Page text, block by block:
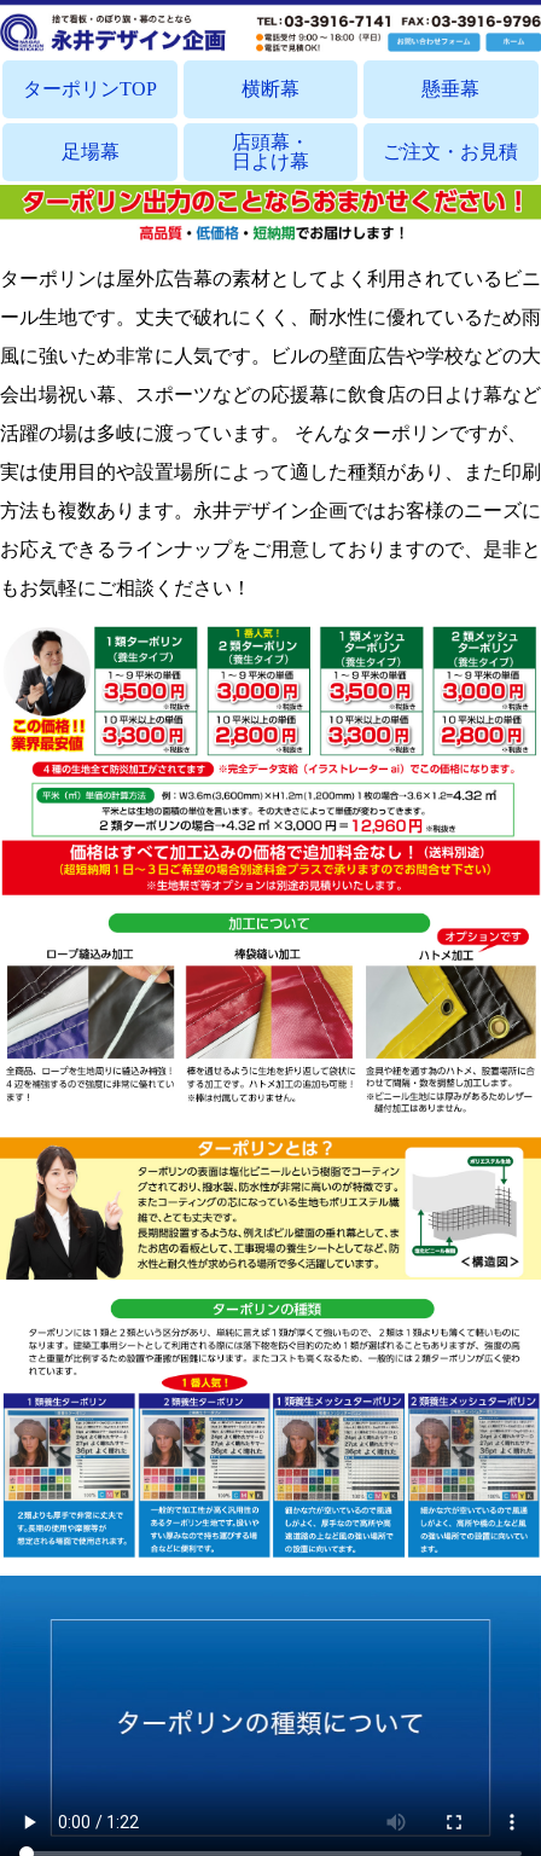
ターポリンTOP 横断幕 懸垂幕
足場幕
店頭幕・
日よけ幕
ご注文・お見積
ターポリンは屋外広告幕の素材としてよく利用されているビニ
ール生地です。丈夫で破れにくく、耐水性に優れているため雨
風に強いため非常に人気です。ビルの壁面広告や学校などの大
会出場祝い幕、スポーツなどの応援幕に飲食店の日よけ幕など
活躍の場は多岐に渡っています。 そんなターポリンですが、
実は使用目的や設置場所によって適した種類があり、また印刷
方法も複数あります。永井デザイン企画ではお客様のニーズに
お応えできるラインナップをご用意しておりますので、是非と
もお気軽にご相談ください！